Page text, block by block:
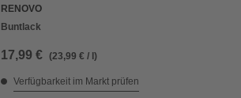
RENOVO
Buntlack
17,99 € (23,99 € / l)
Verfügbarkeit im Markt prüfen